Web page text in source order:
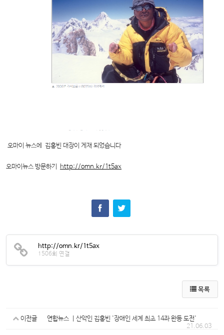
오마이 뉴스에 김홍빈 대장이 게재 되었습니다
오마이뉴스 방문하기 http://omn.kr/1t5ax
http://omn.kr/1t5ax
1506회 연결
목록
이전글
연합뉴스 ㅣ산악인 김홍빈 '장애인 세계 최초 14좌 완등 도전'
21.06.03